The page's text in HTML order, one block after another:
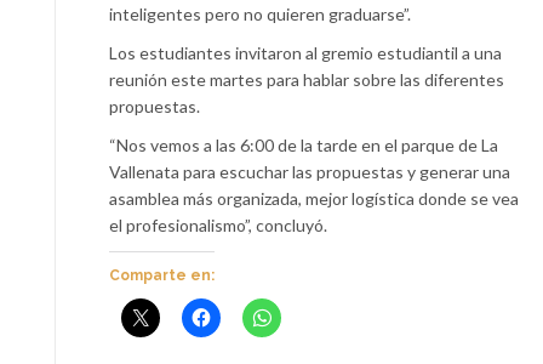
inteligentes pero no quieren graduarse”.
Los estudiantes invitaron al gremio estudiantil a una
reunión este martes para hablar sobre las diferentes
propuestas.
“Nos vemos a las 6:00 de la tarde en el parque de La
Vallenata para escuchar las propuestas y generar una
asamblea más organizada, mejor logística donde se vea
el profesionalismo”, concluyó.
Comparte en: